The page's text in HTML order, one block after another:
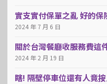
實支實付保單之亂 好的保
2024 年 7 月 6 日
關於台灣餐廳收服務費這
2024 年 2 月 19 日
瞎! 隔壁停車位還有人竟